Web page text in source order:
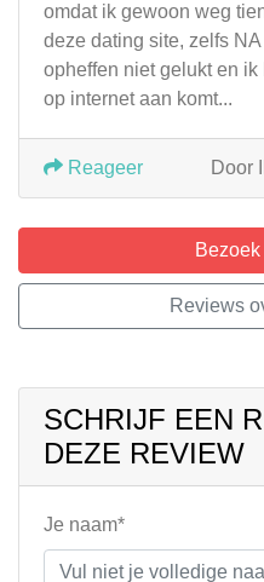
omdat ik gewoon weg
deze dating site, zelfs
opheffen niet gelukt en
op internet aan komt...
Door
Reageer
Bezoek
Reviews
SCHRIJF EEN
DEZE REVIEW
Je naam*